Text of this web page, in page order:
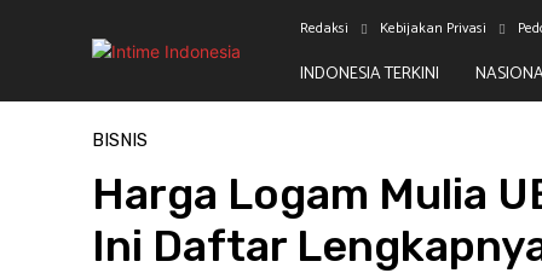
Redaksi Kebijakan Privasi
INDONESIA TERKINI
BISNIS
Harga Logam Mulia
Ini Daftar